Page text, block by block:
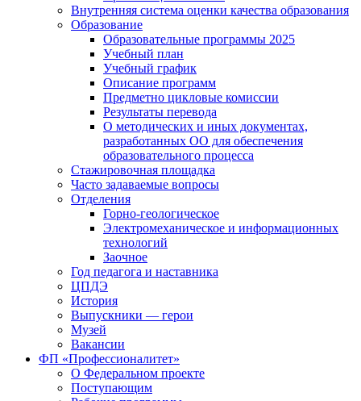
Внутренняя система оценки качества образования
Образование
Образовательные программы 2025
Учебный план
Учебный график
Описание программ
Предметно цикловые комиссии
Результаты перевода
О методических и иных документах,
разработанных ОО для обеспечения
образовательного процесса
Стажировочная площадка
Часто задаваемые вопросы
Отделения
Горно-геологическое
Электромеханическое и информационных
технологий
Заочное
Год педагога и наставника
ЦПДЭ
История
Выпускники — герои
Музей
Вакансии
ФП «Профессионалитет»
О Федеральном проекте
Поступающим